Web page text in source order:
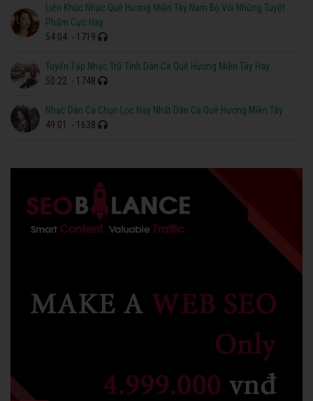
Liên Khúc Nhạc Quê Hương Miền Tây Nam Bộ Với Những Tuyệt
Phẩm Cực Hay
54:04 - 1719
Tuyển Tập Nhạc Trữ Tình Dân Ca Quê Hương Miền Tây Hay
50:22 - 1748
Nhạc Dân Ca Chọn Lọc Hay Nhất Dân Ca Quê Hương Miền Tây
49:01
- 1638